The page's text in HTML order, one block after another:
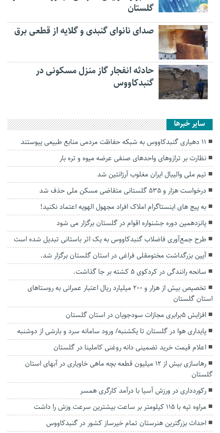
گلستان
صدای نانوای گنبدی و گلایه از قطعی برق
حادثه انفجار گاز منزل مسکونی در
گنبدکاووس
سایر خبرها
۱۱ دهیاری گنبدکاووس به شبکه حفاظت مردمی منابع طبیعی پیوستند
نظارت بر ترازوهای واحدهای صنفی عرضه میوه و تره بار
تیم ملی والیبال ایران مغلوب آرژانتین شد
درخواست هزار و ۵۳۵ گلستانی متقاضی مسکن ملی حذف شد
به پیج های اینستاگرام املاک افراد مجهول الهویه اعتماد نکنید!
پانزدهمین دوره جشنواره اقوام در گلستان برگزار می شود
طرح جمع‌آوری فاضلاب گنبدکاووس به یک اثر باستانی تبدیل شده است
آیین بزرگداشت مختومقلی فراغی در استان گلستان برگزار شد.
سانحه رانندگی در کردکوی ۵ کشته بر جا گذاشت.
تخصیص بیش از هزار و ۲۰۰ میلیارد ریال اعتبار عمرانی به روستا‌های
استان گلستان
افزایش ۵برابری مجازات سودجویان در استان گلستان
پایداری هوا در گلستان تا یکشنبه/ ورود سامانه سرد و بارشی از دوشنبه
اعلام قیمت خرید تضمینی دانه روغنی کاملینا در گلستان
رهاسازی بیش از ۱۲ میلیون قطعه بچه ماهی خاویاری در آبهای استان
گلستان
رکوردداری در ورزش آسیا با درآمد کارگری همسر
مراوه تپه با ۱۱۵ کیلومتر بر ساعت بیشترین سرعت وزش را داشت
احداث بزرگترین هنرستان تمام خیرساز کشور در گنبدکاووس